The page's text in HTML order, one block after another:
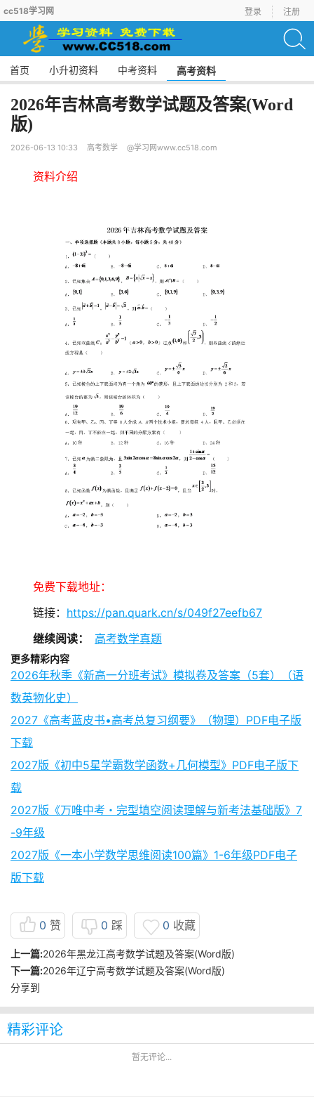
cc518学习网 登录 注册
首页 小升初资料 中考资料 高考资料
2026年吉林高考数学试题及答案(Word
版)
2026-06-13 10:33 高考数学 @学习网www.cc518.com
资料介绍
免费下载地址：
链接： https://pan.quark.cn/s/049f27eefb67
继续阅读：
高考数学真题
更多精彩内容
2026年秋季《新高一分班考试》模拟卷及答案（5套）（语
数英物化史）
2027《高考蓝皮书•高考总复习纲要》（物理）PDF电子版
下载
2027版《初中5星学霸数学函数+几何模型》PDF电子版下
载
2027版《万唯中考・完型填空阅读理解与新考法基础版》7
-9年级
2027版《一本小学数学思维阅读100篇》1-6年级PDF电子
版下载
0 赞 0 踩 0 收藏
上一篇:2026年黑龙江高考数学试题及答案(Word版)
下一篇:2026年辽宁高考数学试题及答案(Word版)
分享到
精彩评论
暂无评论...